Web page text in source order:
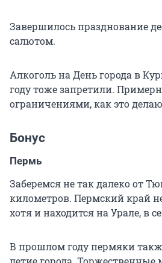
Завершилось празднование
салютом.
Алкоголь на День города в
году тоже запретили.
ограничениями, как это
Бонус
Пермь
Заберемся не так далеко от
километров. Пермский край
хотя и находится на Урале, в
В прошлом году пермяки